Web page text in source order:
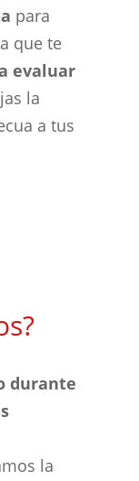
para
que te
evaluar
la
a tus
durante
la